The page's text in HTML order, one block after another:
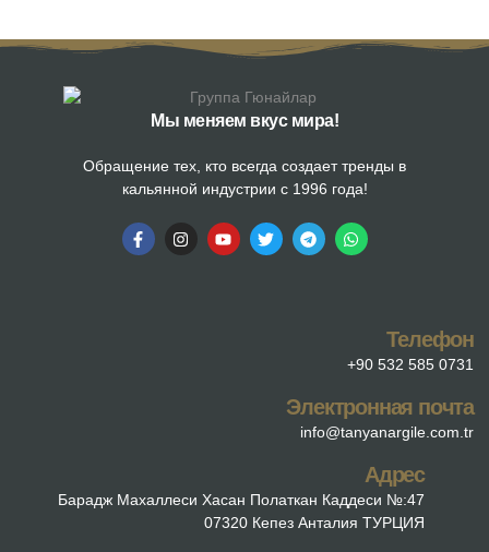
Мы меняем вкус мира!
Обращение тех, кто всегда создает тренды в
кальянной индустрии с 1996 года!
Телефон
+90 532 585 0731
Электронная почта
info@tanyanargile.com.tr
Адрес
Барадж Махаллеси Хасан Полаткан Каддеси №:47
07320 Кепез Анталия ТУРЦИЯ